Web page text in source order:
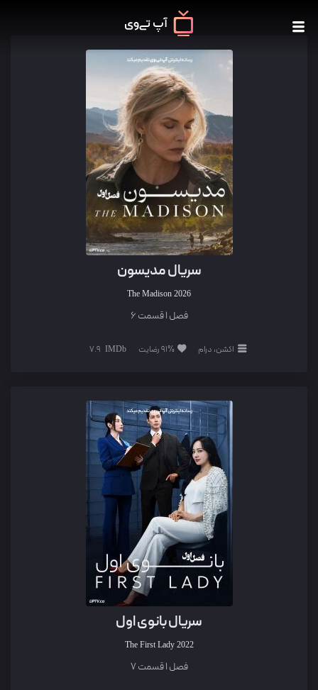
سریال مدیسون
The Madison 2026
فصل 1 قسمت 6
اکشن، درام 91% رضایت
سریال بانوی اول
The First Lady 2022
فصل 1 قسمت 7